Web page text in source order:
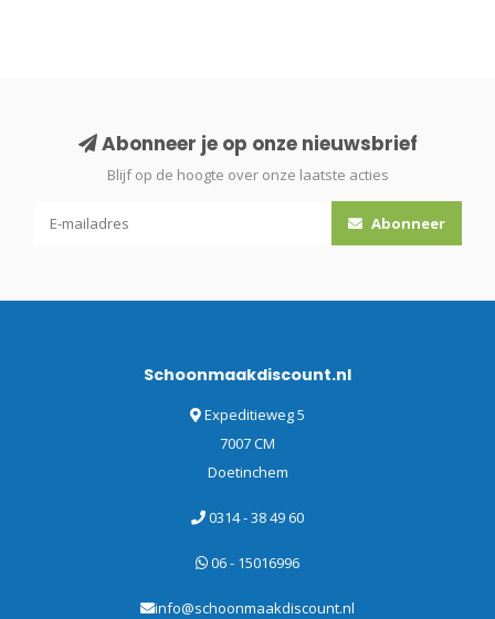
Abonneer je op onze nieuwsbrief
Blijf op de hoogte over onze laatste acties
Abonneer
Schoonmaakdiscount.nl
Expeditieweg 5
7007 CM
Doetinchem
0314 - 38 49 60
06 - 15016996
info@schoonmaakdiscount.nl